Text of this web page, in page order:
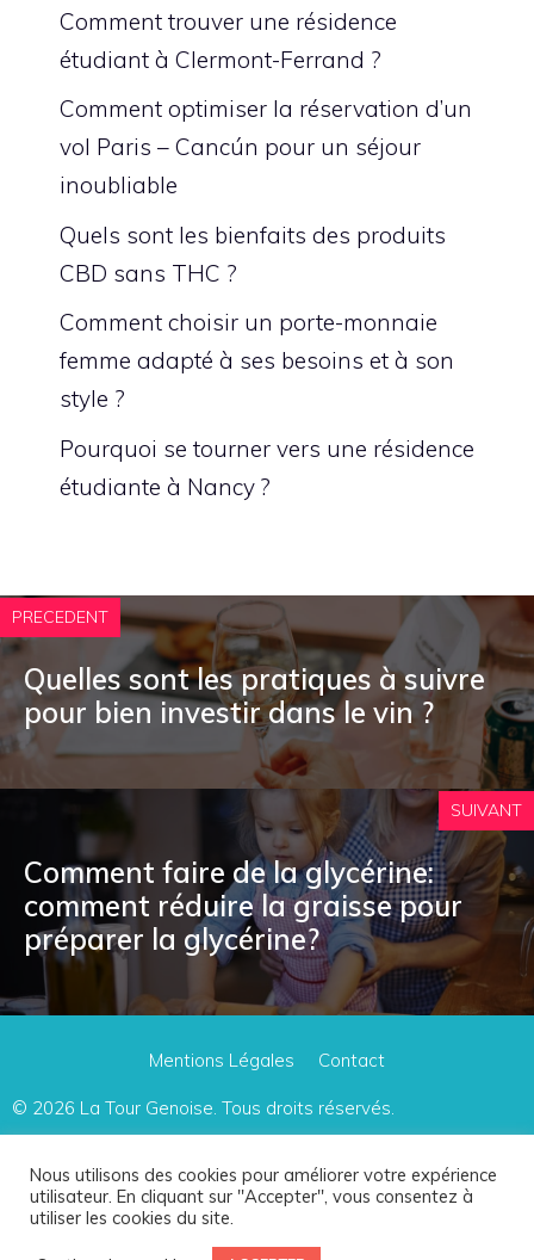
Comment trouver une résidence
étudiant à Clermont-Ferrand ?
Comment optimiser la réservation d’un
vol Paris – Cancún pour un séjour
inoubliable
Quels sont les bienfaits des produits
CBD sans THC ?
Comment choisir un porte-monnaie
femme adapté à ses besoins et à son
style ?
Pourquoi se tourner vers une résidence
étudiante à Nancy ?
PRECEDENT
Quelles sont les pratiques à suivre
pour bien investir dans le vin ?
SUIVANT
Comment faire de la glycérine:
comment réduire la graisse pour
préparer la glycérine?
Mentions Légales Contact
© 2026 La Tour Genoise. Tous droits réservés.
Le site participe à plusieurs programmes d'affiliation, dont le Programme Partenaires
d'Amazon Europe.
Ces programmes offrent une petite commission au webmaster lorsqu'une vente est
réalisée via un lien affilié.
Nous utilisons des cookies pour améliorer votre expérience
utilisateur. En cliquant sur "Accepter", vous consentez à
utiliser les cookies du site.